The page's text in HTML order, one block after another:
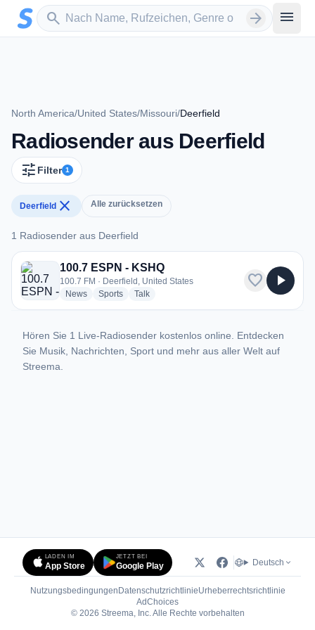
Zum Hauptinhalt springen
search
Sender suchen arrow_forward menu
North America/United States/Missouri/Deerfield
Radiosender aus Deerfield
tune Filter 1
Deerfield close Alle zurücksetzen
1 Radiosender aus Deerfield
1 Radiosender aus Deerfield
100.7 ESPN - KSHQ
100.7 FM · Deerfield, United States
Newsradio stations
Sportsradio stations
Talkradio stations
favorite play_arrow
Hören Sie 1 Live-Radiosender kostenlos online. Entdecken
Sie Musik, Nachrichten, Sport und mehr aus aller Welt auf
Streema.
LADEN IM
App Store
JETZT BEI
Google Play Deutsch
Nutzungsbedingungen DatenschutzrichtlinieUrheberrechtsrichtlinie
AdChoices(öffnet in neuem Tab)
© 2026 Streema, Inc. Alle Rechte vorbehalten